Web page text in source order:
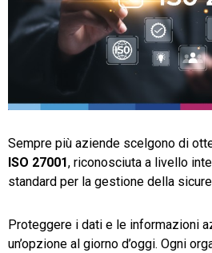
Fatturazione
Financial Solutions
TeamSystem Corporate
Sempre più aziende scelgono di
ISO 27001, riconosciuta a livello
standard per la gestione della
Proteggere i dati e le informazioni
un’opzione al giorno d’oggi. Ogni